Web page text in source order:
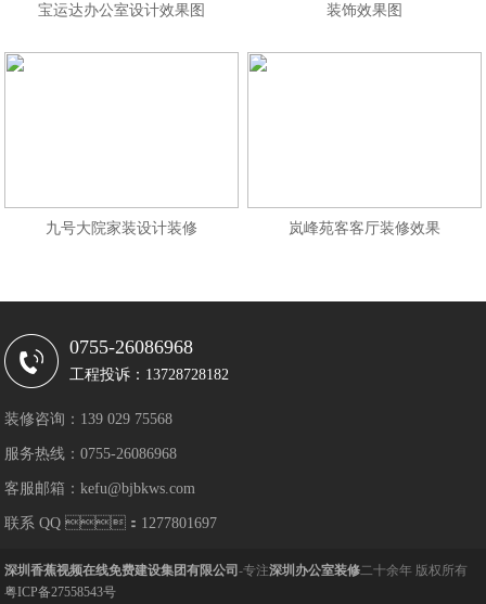
宝运达办公室设计效果图 装饰效果图
九号大院家装设计装修 岚峰苑客客厅装修效果
0755-26086968
工程投诉：13728728182
装修咨询：139 029 75568
服务热线：0755-26086968
客服邮箱：kefu@bjbkws.com
联系 QQ ：1277801697
深圳香蕉视频在线免费建设集团有限公司-专注深圳办公室装修二十余年 版权所有
粤ICP备27558543号